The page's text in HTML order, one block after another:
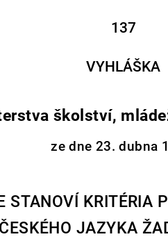
137
VYHLÁŠKA
školství,
ze dne 23. dubna
STANOVÍ KRITÉRIA
JAZYKA